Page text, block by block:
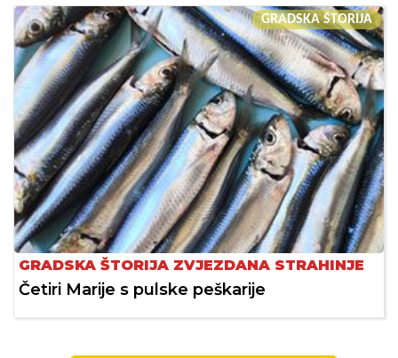
GRADSKA ŠTORIJA
GRADSKA ŠTORIJA ZVJEZDANA STRAHINJE
Četiri Marije s pulske peškarije